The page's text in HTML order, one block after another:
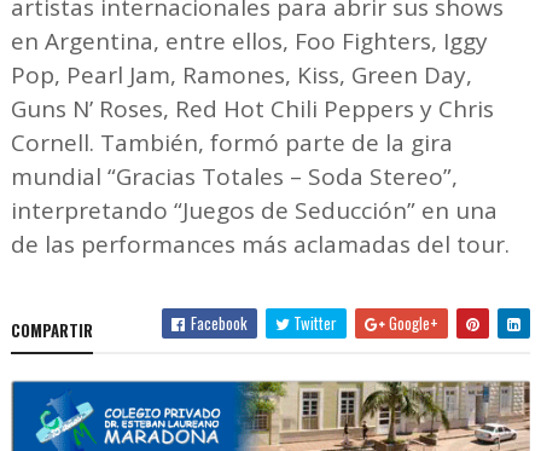
artistas internacionales para abrir sus shows
en Argentina, entre ellos, Foo Fighters, Iggy
Pop, Pearl Jam, Ramones, Kiss, Green Day,
Guns N’ Roses, Red Hot Chili Peppers y Chris
Cornell. También, formó parte de la gira
mundial “Gracias Totales – Soda Stereo”,
interpretando “Juegos de Seducción” en una
de las performances más aclamadas del tour.
COMPARTIR Facebook Twitter Google+